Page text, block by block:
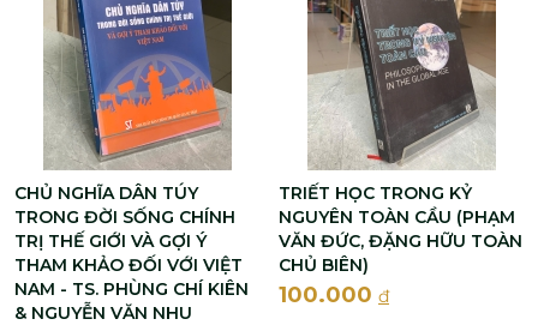
CHỦ NGHĨA DÂN TÚY
TRONG ĐỜI SỐNG CHÍNH
TRỊ THẾ GIỚI VÀ GỢI Ý
THAM KHẢO ĐỐI VỚI VIỆT
NAM - TS. PHÙNG CHÍ KIÊN
& NGUYỄN VĂN NHU
TRIẾT HỌC TRONG KỶ
NGUYÊN TOÀN CẦU (PHẠM
VĂN ĐỨC, ĐẶNG HỮU TOÀN
CHỦ BIÊN)
100.000 đ